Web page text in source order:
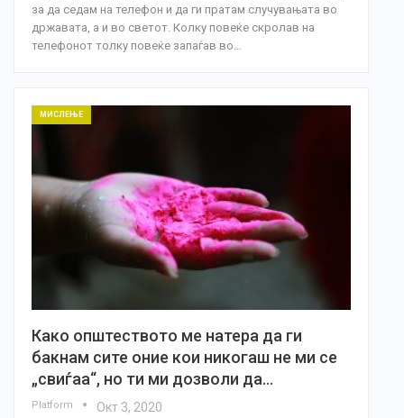
за да седам на телефон и да ги пратам случувањата во
државата, а и во светот. Колку повеќе скролав на
телефонот толку повеќе запаѓав во…
МИСЛЕЊЕ
Како општеството ме натера да ги
бакнам сите оние кои никогаш не ми се
„свиѓаа“, но ти ми дозволи да…
Platform Окт 3, 2020